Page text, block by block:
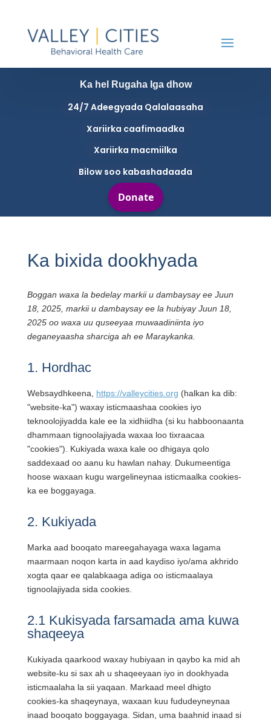
Ka hel Rugaha Iga dhow
24/7 Adeegyada Qalalaasaha
Xariirka caafimaadka
Xariirka macmiilka
Bilow soo kabashadaada
Ka bixida dookhyada
Boggan waxa la bedelay markii u dambaysay ee Juun
18, 2025, markii u dambaysay ee la hubiyay Juun 18,
2025 oo waxa uu quseeyaa muwaadiniinta iyo
deganeyaasha sharciga ah ee Maraykanka.
1. Hordhac
Websaydhkeena, https://valleycities.org (halkan ka dib:
"website-ka") waxay isticmaashaa cookies iyo
teknoolojiyadda kale ee la xidhiidha (si ku habboonaanta
dhammaan tignoolajiyada waxaa loo tixraacaa
"cookies"). Kukiyada waxa kale oo dhigaya qolo
saddexaad oo aanu ku hawlan nahay. Dukumeentiga
hoose waxaan kugu wargelineynaa isticmaalka cookies-
ka ee boggayaga.
2. Kukiyada
Marka aad booqato mareegahayaga waxa lagama
maarmaan noqon karta in aad kaydiso iyo/ama akhrido
xogta qaar ee qalabkaaga adiga oo isticmaalaya
tignoolajiyada sida cookies.
2.1 Kukisyada farsamada ama kuwa
shaqeeya
Kukiyada qaarkood waxay hubiyaan in qaybo ka mid ah
website-ku si sax ah u shaqeeyaan iyo in dookhyada
isticmaalaha la sii yaqaan. Markaad meel dhigto
cookies-ka shaqeynaya, waxaan kuu fududeyneynaa
inaad booqato boggayaga. Sidan, uma baahnid inaad si